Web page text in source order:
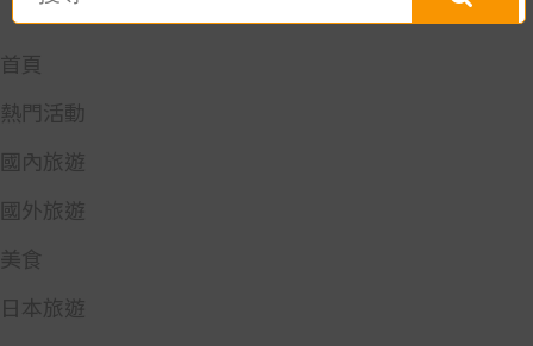
首頁
熱門活動
國內旅遊
國外旅遊
美食
日本旅遊